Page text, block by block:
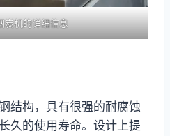
炭机的详细信息
结构，具有很强的耐腐蚀
久的使用寿命。设计上提